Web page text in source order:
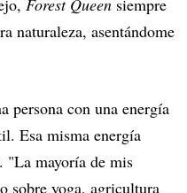
Forest Queen siempre
naturaleza, asentándome
persona con una energía
Esa misma energía
"La mayoría de mis
sobre yoga, agricultura